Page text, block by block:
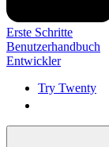
Erste Schritte
Benutzerhandbuch
Entwickler
Try Twenty